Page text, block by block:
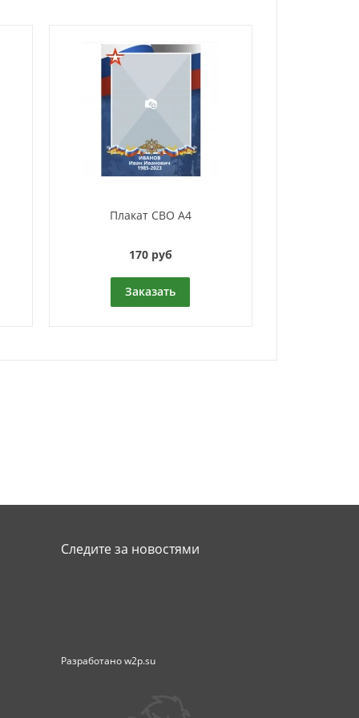
Плакат СВО А4
170 руб
Заказать
Следите за новостями
Разработаноw2p.su